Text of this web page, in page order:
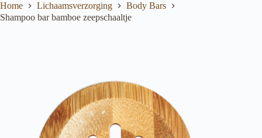
Home Lichaamsverzorging
Body Bars
Shampoo bar bamboe zeepschaaltje